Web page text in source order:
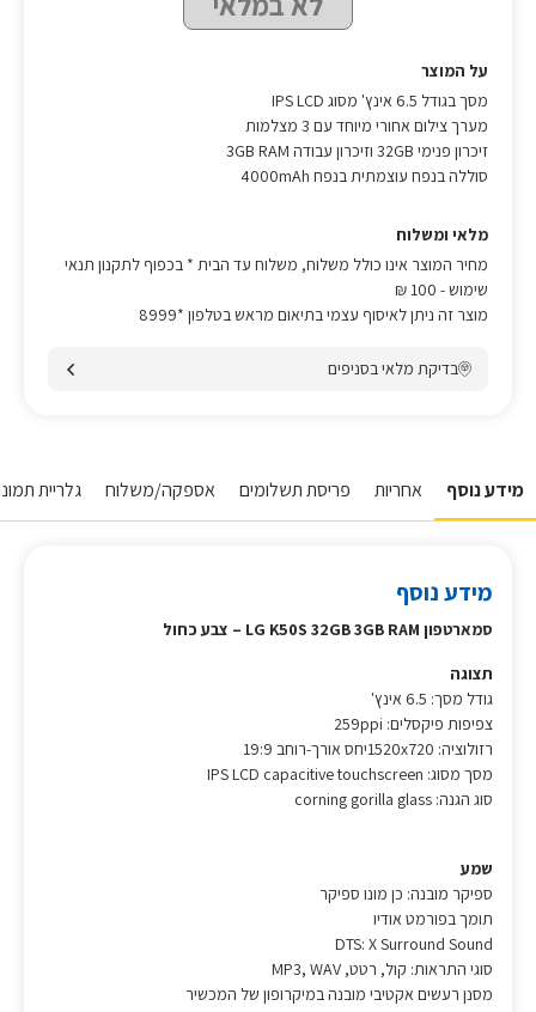
על המוצר
מסך בגודל 6.5 אינץ' מסוג IPS LCD
מערך צילום אחורי מיוחד עם 3 מצלמות
זיכרון פנימי 32GB וזיכרון עבודה 3GB RAM
סוללה בנפח עוצמתית בנפח 4000mAh
מלאי ומשלוח
מחיר המוצר אינו כולל משלוח, משלוח עד הבית * בכפוף לתקנון תנאי
שימוש- 100 ₪
מוצר זה ניתן לאיסוף עצמי בתיאום מראש בטלפון *8999
בדיקת מלאי בסניפים
מידע נוסף אחריות פריסת תשלומים אספקה/משלוח גלריית
מידע נוסף
סמארטפון LG K50S 32GB 3GB RAM – צבע כחול
תצוגה
גודל מסך: 6.5 אינץ'
צפיפות פיקסלים: 259ppi
רזולוציה: 1520x720יחס אורך-רוחב 19:9
מסך מסוג: IPS LCD capacitive touchscreen
סוג הגנה: corning gorilla glass
שמע
ספיקר מובנה: כן מונו ספיקר
תומך בפורמט אודיו
DTS: X Surround Sound
סוגי התראות: קול, רטט, MP3, WAV
מסנן רעשים אקטיבי מובנה במיקרופון של המכשיר